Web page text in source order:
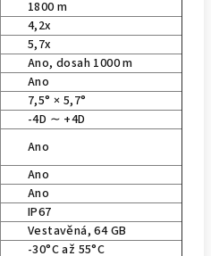
1800 m
4,2x
5,7x
Ano, dosah 1000 m
Ano
7,5° × 5,7°
-4D ∼ +4D
Ano
Ano
Ano
IP67
Vestavěná, 64 GB
-30°C až 55°C